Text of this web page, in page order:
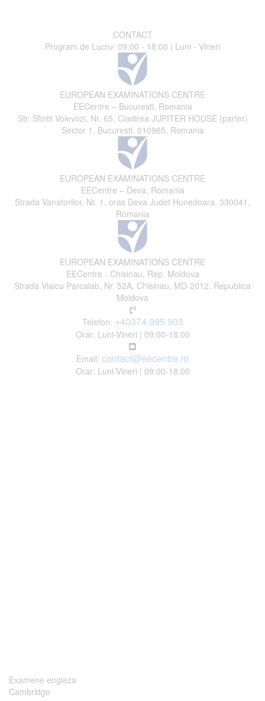
CONTACT
Program de Lucru: 09:00 - 18:00 | Luni - Vineri
EUROPEAN EXAMINATIONS CENTRE
EECentre – Bucuresti, Romania
Str. Sfintii Voievozi, Nr. 65, Cladirea JUPITER HOUSE (parter)
Sector 1, Bucuresti, 010965, Romania
EUROPEAN EXAMINATIONS CENTRE
EECentre – Deva, Romania
Strada Vanatorilor, Nr. 1, oras Deva Judet Hunedoara, 330041,
Romania
EUROPEAN EXAMINATIONS CENTRE
EECentre - Chisinau, Rep. Moldova
Strada Vlaicu Parcalab, Nr. 52A, Chisinau, MD-2012, Republica
Moldova
Telefon: +40374.995.903
Orar: Luni-Vineri | 09:00-18:00
Email: contact@eecentre.ro
Orar: Luni-Vineri | 09:00-18:00
Examene engleza
Cambridge